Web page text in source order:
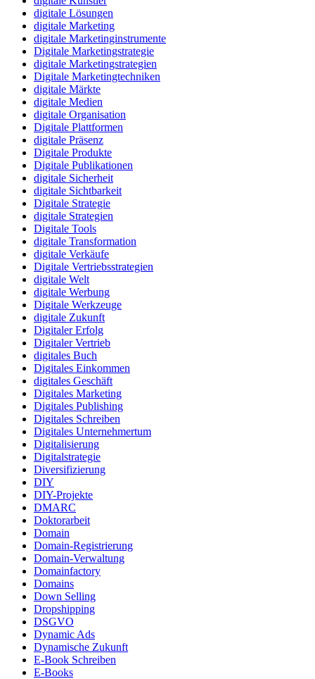
digitale Lösungen
digitale Marketing
digitale Marketinginstrumente
Digitale Marketingstrategie
digitale Marketingstrategien
Digitale Marketingtechniken
digitale Märkte
digitale Medien
digitale Organisation
Digitale Plattformen
digitale Präsenz
Digitale Produkte
Digitale Publikationen
digitale Sicherheit
digitale Sichtbarkeit
Digitale Strategie
digitale Strategien
Digitale Tools
digitale Transformation
digitale Verkäufe
Digitale Vertriebsstrategien
digitale Welt
digitale Werbung
Digitale Werkzeuge
digitale Zukunft
Digitaler Erfolg
Digitaler Vertrieb
digitales Buch
Digitales Einkommen
digitales Geschäft
Digitales Marketing
Digitales Publishing
Digitales Schreiben
Digitales Unternehmertum
Digitalisierung
Digitalstrategie
Diversifizierung
DIY
DIY-Projekte
DMARC
Doktorarbeit
Domain
Domain-Registrierung
Domain-Verwaltung
Domainfactory
Domains
Down Selling
Dropshipping
DSGVO
Dynamic Ads
Dynamische Zukunft
E-Book Schreiben
E-Books